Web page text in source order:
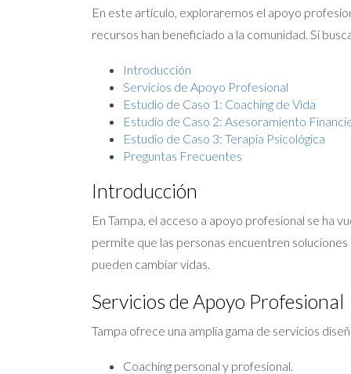
En este artículo, exploraremos el apoyo
recursos han beneficiado a la comunidad. Si
Introducción
Servicios de Apoyo Profesional
Estudio de Caso 1: Coaching de Vida
Estudio de Caso 2: Asesoramiento
Estudio de Caso 3: Terapia Psicológica
Preguntas Frecuentes
Introducción
En Tampa, el acceso a apoyo profesional se ha
permite que las personas encuentren
pueden cambiar vidas.
Servicios de Apoyo Profesional
Tampa ofrece una amplia gama de servicios
Coaching personal y profesional.